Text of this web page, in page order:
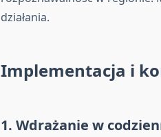
działania.
Implementacja i
1. Wdrażanie w